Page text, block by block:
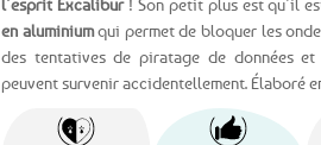
l’esprit Excalibur! Son petit plus est qu’il
en aluminiumqui permet de bloquer les
des tentatives de piratage de données
peuvent survenir accidentellement. Élaboré